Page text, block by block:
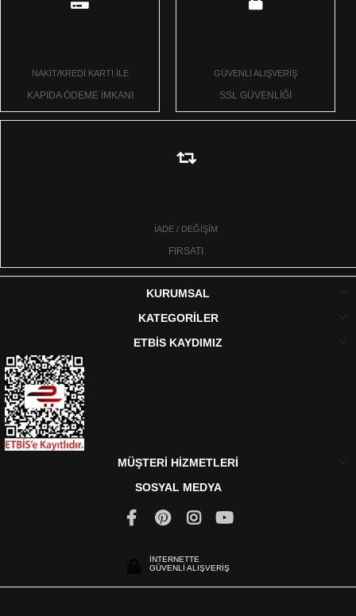
NAKİT/KREDİ KARTI İLE
KAPIDA ÖDEME İMKANI
GÜVENLİ ALIŞVERİŞ
SSL GÜVENLİĞİ
İADE / DEĞİŞİM
FIRSATI
KURUMSAL
KATEGORİLER
ETBİS KAYDIMIZ
MÜŞTERİ HİZMETLERİ
SOSYAL MEDYA
İNTERNETTE
GÜVENLİ ALIŞVERİŞ